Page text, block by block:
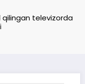
televizorda